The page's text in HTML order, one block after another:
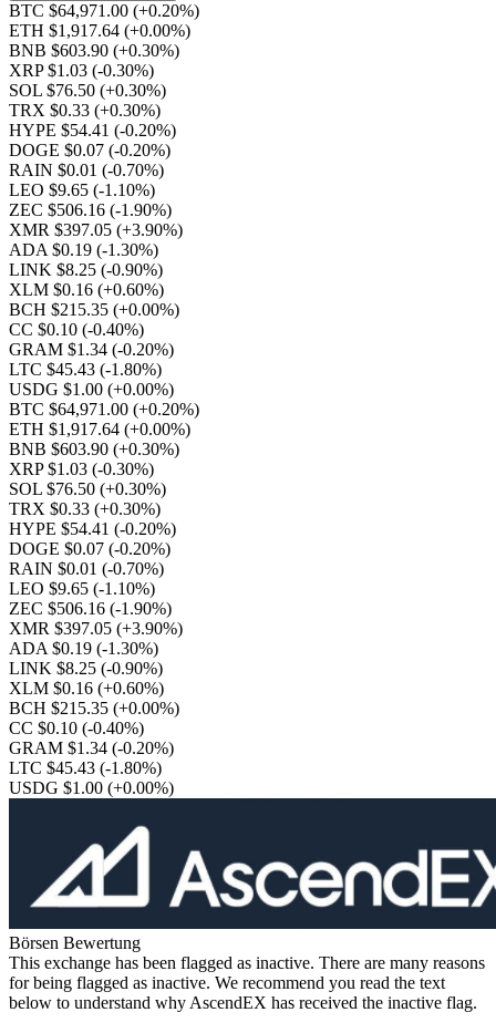
BTC $64,971.00 (+0.20%)
ETH $1,917.64 (+0.00%)
BNB $603.90 (+0.30%)
XRP $1.03 (-0.30%)
SOL $76.50 (+0.30%)
TRX $0.33 (+0.30%)
HYPE $54.41 (-0.20%)
DOGE $0.07 (-0.20%)
RAIN $0.01 (-0.70%)
LEO $9.65 (-1.10%)
ZEC $506.16 (-1.90%)
XMR $397.05 (+3.90%)
ADA $0.19 (-1.30%)
LINK $8.25 (-0.90%)
XLM $0.16 (+0.60%)
BCH $215.35 (+0.00%)
CC $0.10 (-0.40%)
GRAM $1.34 (-0.20%)
LTC $45.43 (-1.80%)
USDG $1.00 (+0.00%)
BTC $64,971.00 (+0.20%)
ETH $1,917.64 (+0.00%)
BNB $603.90 (+0.30%)
XRP $1.03 (-0.30%)
SOL $76.50 (+0.30%)
TRX $0.33 (+0.30%)
HYPE $54.41 (-0.20%)
DOGE $0.07 (-0.20%)
RAIN $0.01 (-0.70%)
LEO $9.65 (-1.10%)
ZEC $506.16 (-1.90%)
XMR $397.05 (+3.90%)
ADA $0.19 (-1.30%)
LINK $8.25 (-0.90%)
XLM $0.16 (+0.60%)
BCH $215.35 (+0.00%)
CC $0.10 (-0.40%)
GRAM $1.34 (-0.20%)
LTC $45.43 (-1.80%)
USDG $1.00 (+0.00%)
Börsen Bewertung
This exchange has been flagged as inactive. There are many reasons
for being flagged as inactive. We recommend you read the text
below to understand why AscendEX has received the inactive flag.